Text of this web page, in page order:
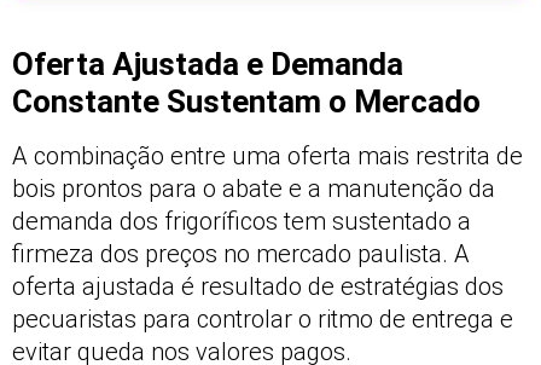
Oferta Ajustada e Demanda
Constante Sustentam o Mercado
A combinação entre uma oferta mais restrita de
bois prontos para o abate e a manutenção da
demanda dos frigoríficos tem sustentado a
firmeza dos preços no mercado paulista. A
oferta ajustada é resultado de estratégias dos
pecuaristas para controlar o ritmo de entrega e
evitar queda nos valores pagos.